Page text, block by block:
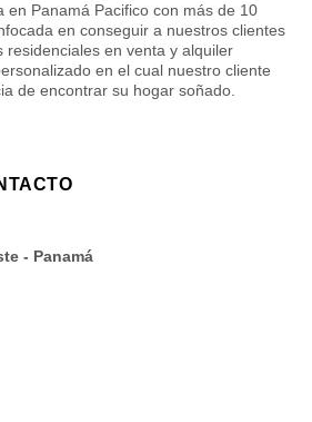
en Panamá Pacifico con más de 10
en conseguir a nuestros clientes
residenciales en venta y alquiler
en el cual nuestro cliente
de encontrar su hogar soñado.
- Panamá